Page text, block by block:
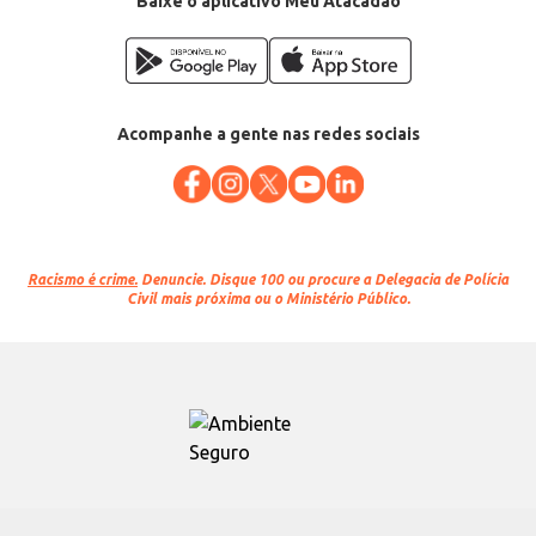
Acompanhe a gente nas redes sociais
Racismo é crime. Denuncie. Disque 100 ou procure a Delegacia de Polícia
Civil mais próxima ou o Ministério Público.